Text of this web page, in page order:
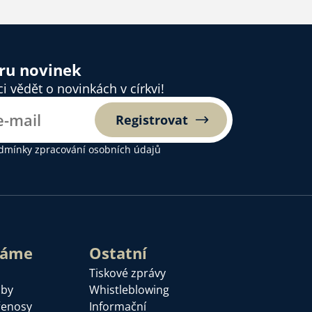
novinek
vědět o novinkách v církvi!
Registrovat
zpracování osobních údajů
Ostatní
Tiskové zprávy
Whistleblowing
Informační